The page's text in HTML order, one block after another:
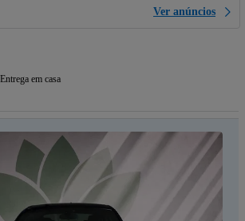
Ver anúncios
Entrega em casa